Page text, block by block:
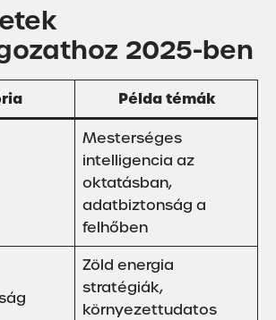
2025-ben
Példa témák
Mesterséges
intelligencia az
oktatásban,
adatbiztonság a
felhőben
Zöld energia
stratégiák,
környezettudatos